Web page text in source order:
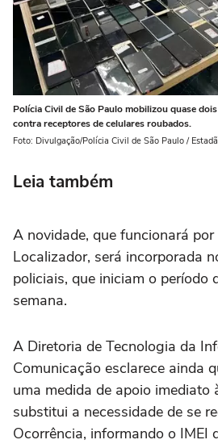
Polícia Civil de São Paulo mobilizou quase
contra receptores de celulares roubados.
Foto: Divulgação/Polícia Civil de São Paulo /
Leia também
A novidade, que funcionará
Localizador, será incorporada
policiais, que iniciam o período
semana.
A Diretoria de Tecnologia da
Comunicação esclarece ainda
uma medida de apoio imediato
substitui a necessidade de se
Ocorrência, informando o IMEI